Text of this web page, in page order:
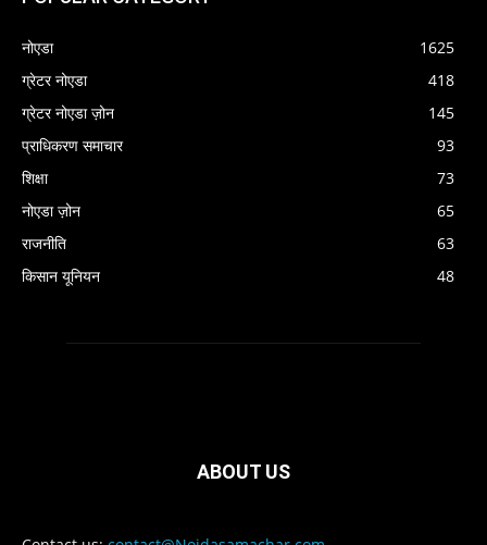
नोएडा
1625
ग्रेटर नोएडा
418
ग्रेटर नोएडा ज़ोन
145
प्राधिकरण समाचार
93
शिक्षा
73
नोएडा ज़ोन
65
राजनीति
63
किसान यूनियन
48
ABOUT US